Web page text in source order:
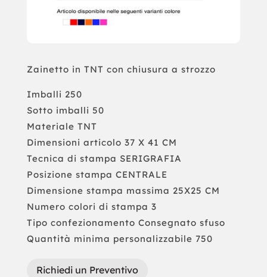
Zainetto in TNT con chiusura a strozzo
Imballi 250
Sotto imballi 50
Materiale TNT
Dimensioni articolo 37 X 41 CM
Tecnica di stampa SERIGRAFIA
Posizione stampa CENTRALE
Dimensione stampa massima 25X25 CM
Numero colori di stampa 3
Tipo confezionamento Consegnato sfuso
Quantità minima personalizzabile 750
Richiedi un Preventivo